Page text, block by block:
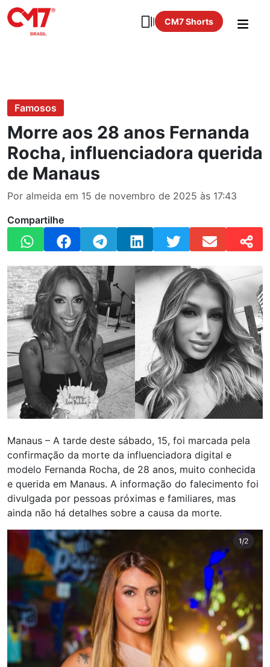
CM7 Shorts
Famosos
Morre aos 28 anos Fernanda
Rocha, influenciadora querida
de Manaus
Por almeida em 15 de novembro de 2025 às 17:43
Compartilhe
Manaus – A tarde deste sábado, 15, foi marcada pela
confirmação da morte da influenciadora digital e
modelo Fernanda Rocha, de 28 anos, muito conhecida
e querida em Manaus. A informação do falecimento foi
divulgada por pessoas próximas e familiares, mas
ainda não há detalhes sobre a causa da morte.